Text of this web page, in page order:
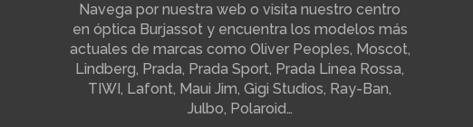
Navega por nuestra web o visita nuestro centro
en óptica Burjassot y encuentra los modelos más
actuales de marcas como Oliver Peoples, Moscot,
Lindberg, Prada, Prada Sport, Prada Linea Rossa,
TIWI, Lafont, Maui Jim, Gigi Studios, Ray-Ban,
Julbo, Polaroid…